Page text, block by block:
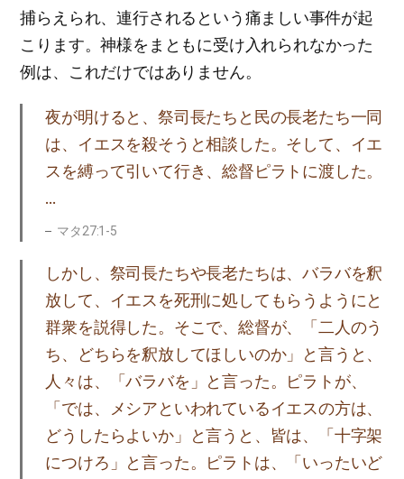
捕らえられ、連行されるという痛ましい事件が起
こります。神様をまともに受け入れられなかった
例は、これだけではありません。
夜が明けると、祭司長たちと民の長老たち一同
は、イエスを殺そうと相談した。そして、イエ
スを縛って引いて行き、総督ピラトに渡した。
…
マタ27:1-5
しかし、祭司長たちや長老たちは、バラバを釈
放して、イエスを死刑に処してもらうようにと
群衆を説得した。そこで、総督が、「二人のう
ち、どちらを釈放してほしいのか」と言うと、
人々は、「バラバを」と言った。ピラトが、
「では、メシアといわれているイエスの方は、
どうしたらよいか」と言うと、皆は、「十字架
につけろ」と言った。ピラトは、「いったいど